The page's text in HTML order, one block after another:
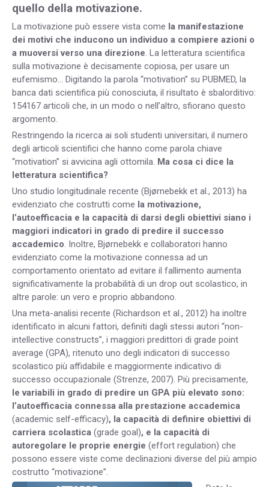
quello della motivazione.
La motivazione può essere vista come la manifestazione
dei motivi che inducono un individuo a compiere azioni o
a muoversi verso una direzione. La letteratura scientifica
sulla motivazione è decisamente copiosa, per usare un
eufemismo… Digitando la parola “motivation” su PUBMED, la
banca dati scientifica più conosciuta, il risultato è sbalorditivo:
154167 articoli che, in un modo o nell’altro, sfiorano questo
argomento.
Restringendo la ricerca ai soli studenti universitari, il numero
degli articoli scientifici che hanno come parola chiave
“motivation” si avvicina agli ottomila. Ma cosa ci dice la
letteratura scientifica?
Uno studio longitudinale recente (Bjørnebekk et al., 2013) ha
evidenziato che costrutti come la motivazione,
l’autoefficacia e la capacità di darsi degli obiettivi siano i
maggiori indicatori in grado di predire il successo
accademico. Inoltre, Bjørnebekk e collaboratori hanno
evidenziato come la motivazione connessa ad un
comportamento orientato ad evitare il fallimento aumenta
significativamente la probabilità di un drop out scolastico, in
altre parole: un vero e proprio abbandono.
Una meta-analisi recente (Richardson et al., 2012) ha inoltre
identificato in alcuni fattori, definiti dagli stessi autori “non-
intellective constructs”, i maggiori predittori di grade point
average (GPA), ritenuto uno degli indicatori di successo
scolastico più affidabile e maggiormente indicativo di
successo occupazionale (Strenze, 2007). Più precisamente,
le variabili in grado di predire un GPA più elevato sono:
l’autoefficacia connessa alla prestazione accademica
(academic self-efficacy), la capacità di definire obiettivi di
carriera scolastica (grade goal), e la capacità di
autoregolare le proprie energie (effort regulation) che
possono essere viste come declinazioni diverse del più ampio
costrutto “motivazione”.